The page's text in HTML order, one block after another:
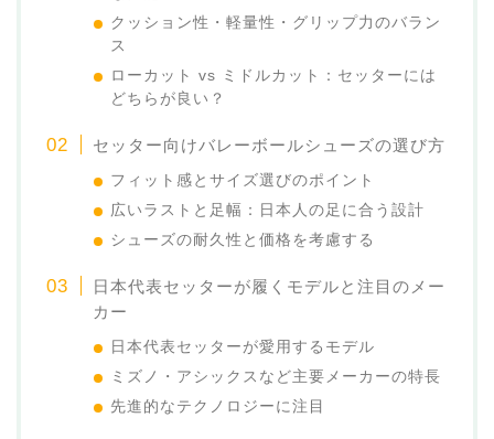
クッション性・軽量性・グリップ力のバラン
ス
ローカット vs ミドルカット：セッターには
どちらが良い？
セッター向けバレーボールシューズの選び方
フィット感とサイズ選びのポイント
広いラストと足幅：日本人の足に合う設計
シューズの耐久性と価格を考慮する
日本代表セッターが履くモデルと注目のメー
カー
日本代表セッターが愛用するモデル
ミズノ・アシックスなど主要メーカーの特長
先進的なテクノロジーに注目